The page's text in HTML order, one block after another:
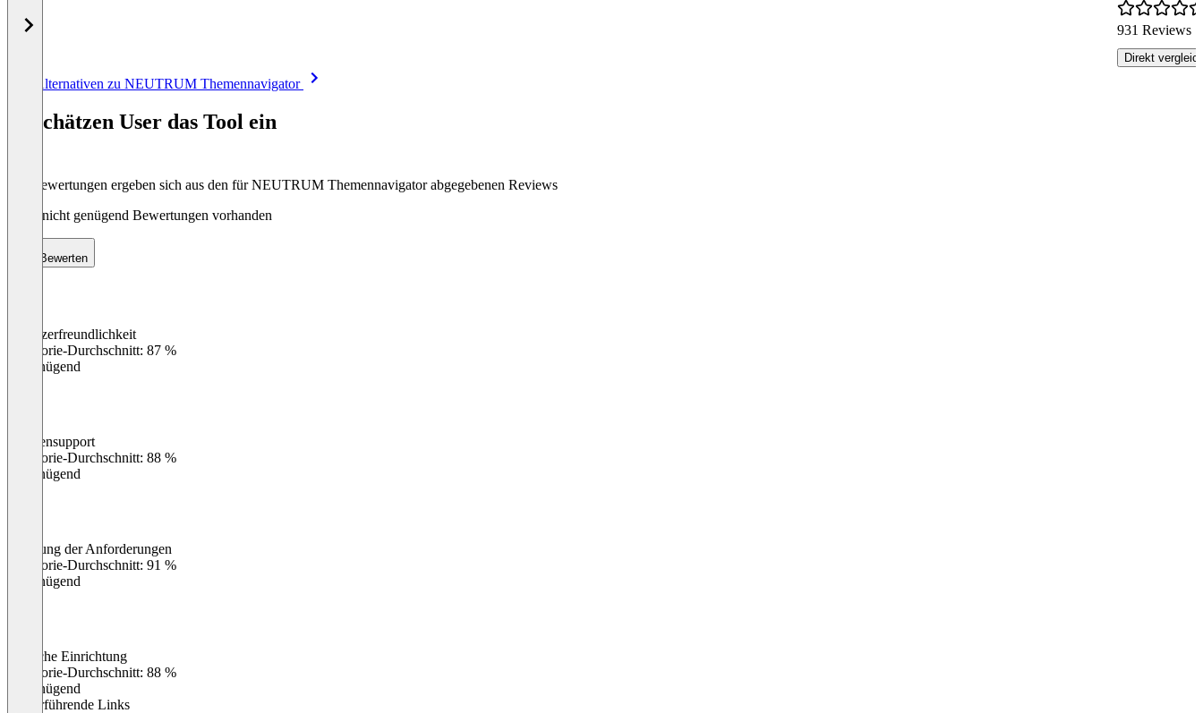
931 Reviews
Direkt
Alle Alternativen zu NEUTRUM Themennavigator
So schätzen User das Tool ein
Die Bewertungen ergeben sich aus den für NEUTRUM Themennavigator abgegebenen Reviews
Noch nicht genügend Bewertungen vorhanden
Bewerten
Benutzerfreundlichkeit
Kategorie-Durchschnitt: 87 %
Ungenügend
Kundensupport
Kategorie-Durchschnitt: 88 %
Ungenügend
Erfüllung der Anforderungen
Kategorie-Durchschnitt: 91 %
Ungenügend
Einfache Einrichtung
Kategorie-Durchschnitt: 88 %
Ungenügend
Weiterführende Links